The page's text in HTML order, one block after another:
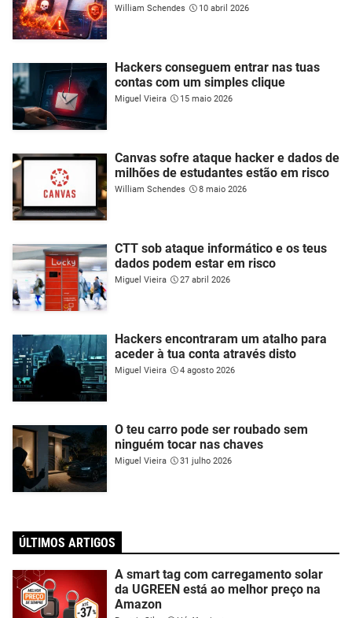
William Schendes 10 abril 2026
Hackers conseguem entrar nas tuas
contas com um simples clique
Miguel Vieira 15 maio 2026
Canvas sofre ataque hacker e dados de
milhões de estudantes estão em risco
William Schendes 8 maio 2026
CTT sob ataque informático e os teus
dados podem estar em risco
Miguel Vieira 27 abril 2026
Hackers encontraram um atalho para
aceder à tua conta através disto
Miguel Vieira 4 agosto 2026
O teu carro pode ser roubado sem
ninguém tocar nas chaves
Miguel Vieira 31 julho 2026
ÚLTIMOS ARTIGOS
A smart tag com carregamento solar
da UGREEN está ao melhor preço na
Amazon